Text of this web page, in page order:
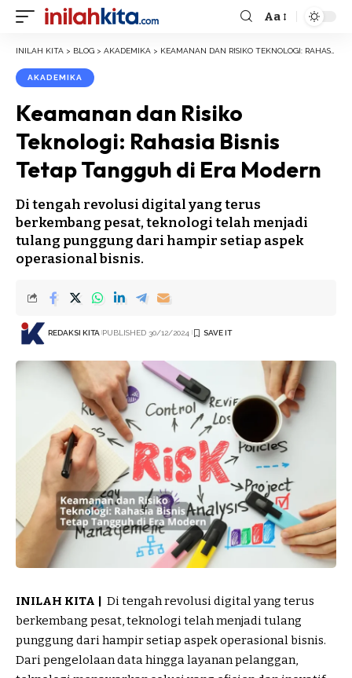
Font
Aa
INILAH KITA > BLOG > AKADEMIKA > KEAMANAN DAN RISIKO TEKNOLOGI: RAHASIA BISNIS TETAP TANGGUH DI ERA MODERN
AKADEMIKA
Keamanan dan Risiko
Teknologi: Rahasia Bisnis
Tetap Tangguh di Era Modern
Di tengah revolusi digital yang terus
berkembang pesat, teknologi telah menjadi
tulang punggung dari hampir setiap aspek
operasional bisnis.
REDAKSI KITA PUBLISHED 30/12/2024
INILAH KITA | Di tengah revolusi digital yang terus
berkembang pesat, teknologi telah menjadi tulang
punggung dari hampir setiap aspek operasional bisnis.
Dari pengelolaan data hingga layanan pelanggan,